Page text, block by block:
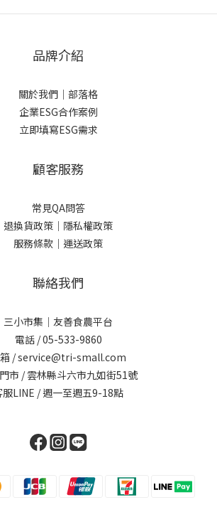
品牌介紹
關於我們 ｜ 部落格
企業ESG合作案例
立即填寫ESG需求
顧客服務
常見QA問答
退換貨政策｜ 隱私權政策
服務條款｜ 運送政策
聯絡我們
三小市集｜友善食農平台
電話 / 05-533-9860
/ service@tri-small.com
市 / 雲林縣斗六市九如街51號
服LINE / 週一至週五9-18點